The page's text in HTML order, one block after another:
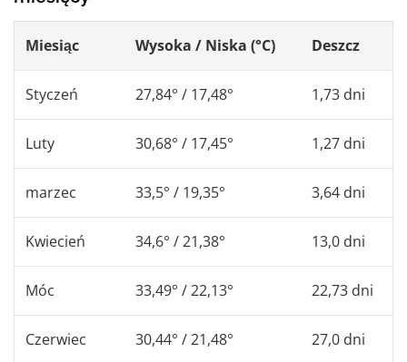
Miesiąc Wysoka / Niska (°C) Deszcz
Styczeń 27,84° / 17,48° 1,73 dni
Luty 30,68° / 17,45° 1,27 dni
marzec 33,5° / 19,35° 3,64 dni
Kwiecień 34,6° / 21,38° 13,0 dni
Móc 33,49° / 22,13° 22,73 dni
Czerwiec 30,44° / 21,48° 27,0 dni